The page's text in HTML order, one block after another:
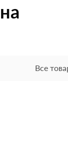
Все